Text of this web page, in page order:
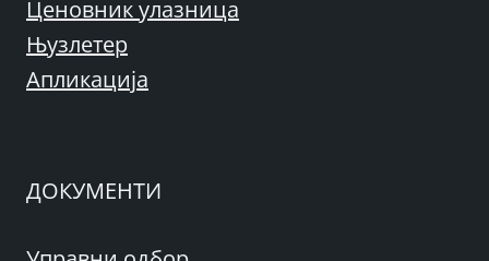
Ценовник улазница
Њузлетер
Апликација
ДОКУМЕНТИ